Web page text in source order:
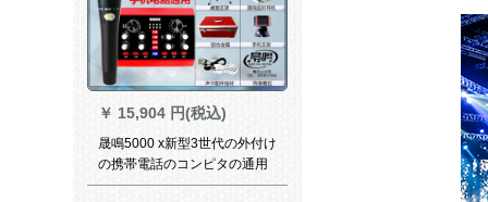
￥ 15,904 円(税込)
晟鳴5000 x新型3世代の外付け
の携帯電話のコンピタの通用
する生放送の音カドは1キーボ